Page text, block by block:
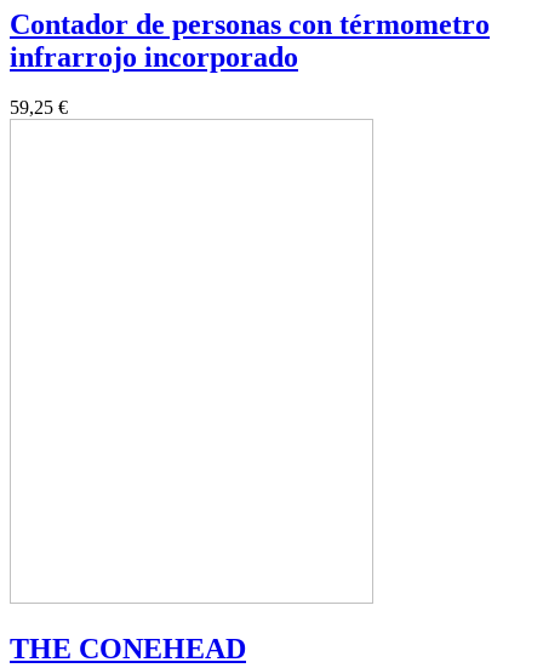
Contador de personas con térmometro
infrarrojo incorporado
59,25 €
THE CONEHEAD